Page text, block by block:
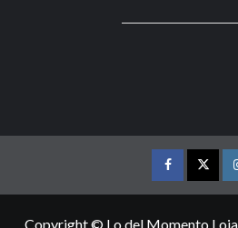
FACEBOOK
Copyright © Lo del Momento